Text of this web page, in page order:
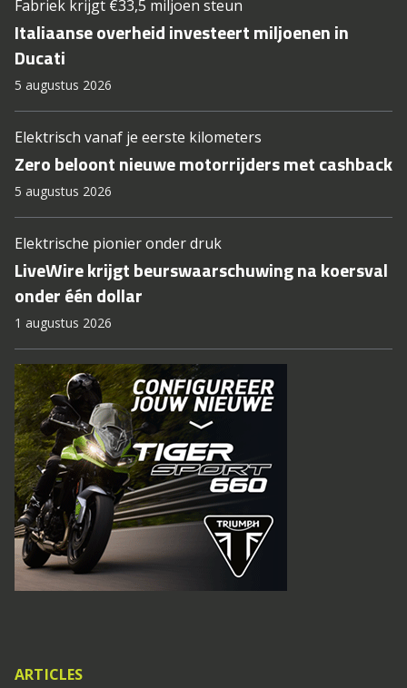
Fabriek krijgt €33,5 miljoen steun
Italiaanse overheid investeert miljoenen in
Ducati
5 augustus 2026
Elektrisch vanaf je eerste kilometers
Zero beloont nieuwe motorrijders met cashback
5 augustus 2026
Elektrische pionier onder druk
LiveWire krijgt beurswaarschuwing na koersval
onder één dollar
1 augustus 2026
ARTICLES